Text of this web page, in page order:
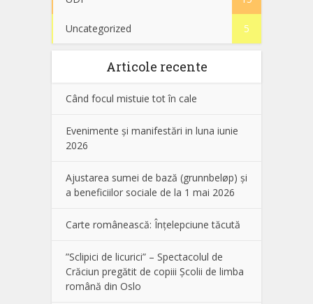
Uncategorized 5
Articole recente
Când focul mistuie tot în cale
Evenimente și manifestări in luna iunie
2026
Ajustarea sumei de bază (grunnbeløp) și
a beneficiilor sociale de la 1 mai 2026
Carte românească: Înțelepciune tăcută
”Sclipici de licurici” – Spectacolul de
Crăciun pregătit de copiii Școlii de limba
română din Oslo